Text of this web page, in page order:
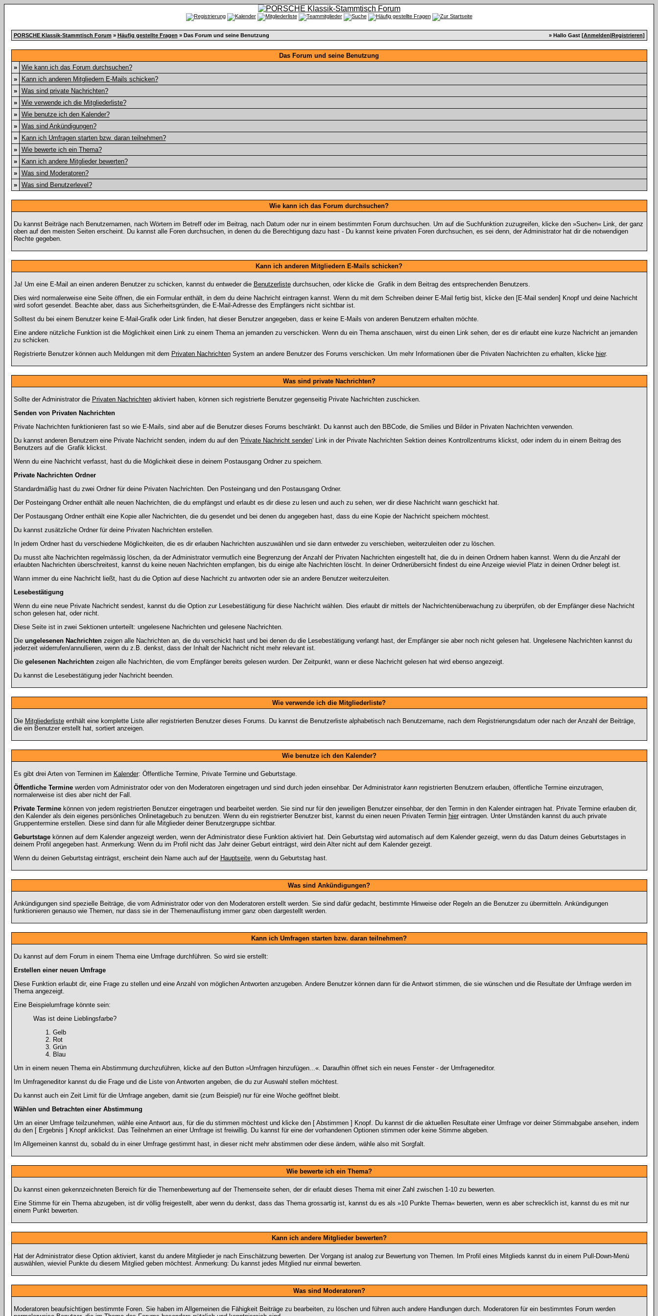
PORSCHE Klassik-Stammtisch Forum » Häufig gestellte Fragen » Das Forum und seine Benutzung » Hallo Gast [Anmelden|Registrieren]
Das Forum und seine Benutzung
»
Wie kann ich das Forum durchsuchen?
»
Kann ich anderen Mitgliedern E-Mails schicken?
»
Was sind private Nachrichten?
»
Wie verwende ich die Mitgliederliste?
»
Wie benutze ich den Kalender?
»
Was sind Ankündigungen?
»
Kann ich Umfragen starten bzw. daran teilnehmen?
»
Wie bewerte ich ein Thema?
»
Kann ich andere Mitglieder bewerten?
»
Was sind Moderatoren?
»
Was sind Benutzerlevel?
Wie kann ich das Forum durchsuchen?
Du kannst Beiträge nach Benutzernamen, nach Wörtern im Betreff oder im Beitrag, nach Datum oder nur in einem bestimmten Forum durchsuchen. Um auf die Suchfunktion zuzugreifen, klicke den »Suchen« Link, der ganz
oben auf den meisten Seiten erscheint. Du kannst alle Foren durchsuchen, in denen du die Berechtigung dazu hast - Du kannst keine privaten Foren durchsuchen, es sei denn, der Administrator hat dir die notwendigen
Rechte gegeben.
Kann ich anderen Mitgliedern E-Mails schicken?
Ja! Um eine E-Mail an einen anderen Benutzer zu schicken, kannst du entweder die Benutzerlistedurchsuchen, oder klicke die Grafik in dem Beitrag des entsprechenden Benutzers.
Dies wird normalerweise eine Seite öffnen, die ein Formular enthält, in dem du deine Nachricht eintragen kannst. Wenn du mit dem Schreiben deiner E-Mail fertig bist, klicke den [E-Mail senden] Knopf und deine Nachricht
wird sofort gesendet. Beachte aber, dass aus Sicherheitsgründen, die E-Mail-Adresse des Empfängers nicht sichtbar ist.
Solltest du bei einem Benutzer keine E-Mail-Grafik oder Link finden, hat dieser Benutzer angegeben, dass er keine E-Mails von anderen Benutzern erhalten möchte.
Eine andere nützliche Funktion ist die Möglichkeit einen Link zu einem Thema an jemanden zu verschicken. Wenn du ein Thema anschauen, wirst du einen Link sehen, der es dir erlaubt eine kurze Nachricht an jemanden
zu schicken.
Registrierte Benutzer können auch Meldungen mit dem Privaten NachrichtenSystem an andere Benutzer des Forums verschicken. Um mehr Informationen über die Privaten Nachrichten zu erhalten, klicke hier.
Was sind private Nachrichten?
Sollte der Administrator die Privaten Nachrichtenaktiviert haben, können sich registrierte Benutzer gegenseitig Private Nachrichten zuschicken.
Senden von Privaten Nachrichten
Private Nachrichten funktionieren fast so wie E-Mails, sind aber auf die Benutzer dieses Forums beschränkt. Du kannst auch den BBCode, die Smilies und Bilder in Privaten Nachrichten verwenden.
Du kannst anderen Benutzern eine Private Nachricht senden, indem du auf den 'Private Nachricht senden' Link in der Private Nachrichten Sektion deines Kontrollzentrums klickst, oder indem du in einem Beitrag des
Benutzers auf die Grafik klickst.
Wenn du eine Nachricht verfasst, hast du die Möglichkeit diese in deinem Postausgang Ordner zu speichern.
Private Nachrichten Ordner
Standardmäßig hast du zwei Ordner für deine Privaten Nachrichten. Den Posteingang und den Postausgang Ordner.
Der Posteingang Ordner enthält alle neuen Nachrichten, die du empfängst und erlaubt es dir diese zu lesen und auch zu sehen, wer dir diese Nachricht wann geschickt hat.
Der Postausgang Ordner enthält eine Kopie aller Nachrichten, die du gesendet und bei denen du angegeben hast, dass du eine Kopie der Nachricht speichern möchtest.
Du kannst zusätzliche Ordner für deine Privaten Nachrichten erstellen.
In jedem Ordner hast du verschiedene Möglichkeiten, die es dir erlauben Nachrichten auszuwählen und sie dann entweder zu verschieben, weiterzuleiten oder zu löschen.
Du musst alte Nachrichten regelmässig löschen, da der Administrator vermutlich eine Begrenzung der Anzahl der Privaten Nachrichten eingestellt hat, die du in deinen Ordnern haben kannst. Wenn du die Anzahl der
erlaubten Nachrichten überschreitest, kannst du keine neuen Nachrichten empfangen, bis du einige alte Nachrichten löscht. In deiner Ordnerübersicht findest du eine Anzeige wieviel Platz in deinen Ordner belegt ist.
Wann immer du eine Nachricht ließt, hast du die Option auf diese Nachricht zu antworten oder sie an andere Benutzer weiterzuleiten.
Lesebestätigung
Wenn du eine neue Private Nachricht sendest, kannst du die Option zur Lesebestätigung für diese Nachricht wählen. Dies erlaubt dir mittels der Nachrichtenüberwachung zu überprüfen, ob der Empfänger diese Nachricht
schon gelesen hat, oder nicht.
Diese Seite ist in zwei Sektionen unterteilt: ungelesene Nachrichten und gelesene Nachrichten.
Die ungelesenen Nachrichtenzeigen alle Nachrichten an, die du verschickt hast und bei denen du die Lesebestätigung verlangt hast, der Empfänger sie aber noch nicht gelesen hat. Ungelesene Nachrichten kannst du
jederzeit widerrufen/annullieren, wenn du z.B. denkst, dass der Inhalt der Nachricht nicht mehr relevant ist.
Die gelesenen Nachrichtenzeigen alle Nachrichten, die vom Empfänger bereits gelesen wurden. Der Zeitpunkt, wann er diese Nachricht gelesen hat wird ebenso angezeigt.
Du kannst die Lesebestätigung jeder Nachricht beenden.
Wie verwende ich die Mitgliederliste?
Die Mitgliederlisteenthält eine komplette Liste aller registrierten Benutzer dieses Forums. Du kannst die Benutzerliste alphabetisch nach Benutzername, nach dem Registrierungsdatum oder nach der Anzahl der Beiträge,
die ein Benutzer erstellt hat, sortiert anzeigen.
Wie benutze ich den Kalender?
Es gibt drei Arten von Terminen im Kalender: Öffentliche Termine, Private Termine und Geburtstage.
Öffentliche Terminewerden vom Administrator oder von den Moderatoren eingetragen und sind durch jeden einsehbar. Der Administrator kannregistrierten Benutzern erlauben, öffentliche Termine einzutragen,
normalerweise ist dies aber nicht der Fall.
Private Terminekönnen von jedem registrierten Benutzer eingetragen und bearbeitet werden. Sie sind nur für den jeweiligen Benutzer einsehbar, der den Termin in den Kalender eintragen hat. Private Termine erlauben dir,
den Kalender als dein eigenes persönliches Onlinetagebuch zu benutzen. Wenn du ein registrierter Benutzer bist, kannst du einen neuen Privaten Termin hiereintragen. Unter Umständen kannst du auch private
Gruppentermine erstellen. Diese sind dann für alle Mitglieder deiner Benutzergruppe sichtbar.
Geburtstagekönnen auf dem Kalender angezeigt werden, wenn der Administrator diese Funktion aktiviert hat. Dein Geburtstag wird automatisch auf dem Kalender gezeigt, wenn du das Datum deines Geburtstages in
deinem Profil angegeben hast. Anmerkung: Wenn du im Profil nicht das Jahr deiner Geburt einträgst, wird dein Alter nicht auf dem Kalender gezeigt.
Wenn du deinen Geburtstag einträgst, erscheint dein Name auch auf der Hauptseite, wenn du Geburtstag hast.
Was sind Ankündigungen?
Ankündigungen sind spezielle Beiträge, die vom Administrator oder von den Moderatoren erstellt werden. Sie sind dafür gedacht, bestimmte Hinweise oder Regeln an die Benutzer zu übermitteln. Ankündigungen
funktionieren genauso wie Themen, nur dass sie in der Themenauflistung immer ganz oben dargestellt werden.
Kann ich Umfragen starten bzw. daran teilnehmen?
Du kannst auf dem Forum in einem Thema eine Umfrage durchführen. So wird sie erstellt:
Erstellen einer neuen Umfrage
Diese Funktion erlaubt dir, eine Frage zu stellen und eine Anzahl von möglichen Antworten anzugeben. Andere Benutzer können dann für die Antwort stimmen, die sie wünschen und die Resultate der Umfrage werden im
Thema angezeigt.
Eine Beispielumfrage könnte sein:
Was ist deine Lieblingsfarbe?
Gelb
Rot
Grün
Blau
Um in einem neuen Thema ein Abstimmung durchzuführen, klicke auf den Button »Umfragen hinzufügen...«. Daraufhin öffnet sich ein neues Fenster - der Umfrageneditor.
Im Umfrageneditor kannst du die Frage und die Liste von Antworten angeben, die du zur Auswahl stellen möchtest.
Du kannst auch ein Zeit Limit für die Umfrage angeben, damit sie (zum Beispiel) nur für eine Woche geöffnet bleibt.
Wählen und Betrachten einer Abstimmung
Um an einer Umfrage teilzunehmen, wähle eine Antwort aus, für die du stimmen möchtest und klicke den [ Abstimmen ] Knopf. Du kannst dir die aktuellen Resultate einer Umfrage vor deiner Stimmabgabe ansehen, indem
du den [ Ergebnis ] Knopf anklickst. Das Teilnehmen an einer Umfrage ist freiwillig. Du kannst für eine der vorhandenen Optionen stimmen oder keine Stimme abgeben.
Im Allgemeinen kannst du, sobald du in einer Umfrage gestimmt hast, in dieser nicht mehr abstimmen oder diese ändern, wähle also mit Sorgfalt.
Wie bewerte ich ein Thema?
Du kannst einen gekennzeichneten Bereich für die Themenbewertung auf der Themenseite sehen, der dir erlaubt dieses Thema mit einer Zahl zwischen 1-10 zu bewerten.
Eine Stimme für ein Thema abzugeben, ist dir völlig freigestellt, aber wenn du denkst, dass das Thema grossartig ist, kannst du es als »10 Punkte Thema« bewerten, wenn es aber schrecklich ist, kannst du es mit nur
einem Punkt bewerten.
Kann ich andere Mitglieder bewerten?
Hat der Administrator diese Option aktiviert, kanst du andere Mitglieder je nach Einschätzung bewerten. Der Vorgang ist analog zur Bewertung von Themen. Im Profil eines Mitglieds kannst du in einem Pull-Down-Menü
auswählen, wieviel Punkte du diesem Mitglied geben möchtest. Anmerkung: Du kannst jedes Mitglied nur einmal bewerten.
Was sind Moderatoren?
Moderatoren beaufsichtigen bestimmte Foren. Sie haben im Allgemeinen die Fähigkeit Beiträge zu bearbeiten, zu löschen und führen auch andere Handlungen durch. Moderatoren für ein bestimmtes Forum werden